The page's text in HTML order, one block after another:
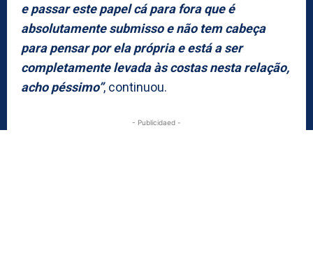
e passar este papel cá para fora que é
absolutamente submisso e não tem cabeça
para pensar por ela própria e está a ser
completamente levada às costas nesta relação,
acho péssimo”, continuou.
- Publicidaed -